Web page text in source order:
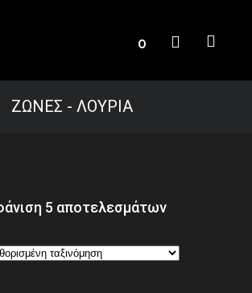
0
ΖΩΝΕΣ - ΛΟΥΡΙΑ
5 αποτελεσμάτων